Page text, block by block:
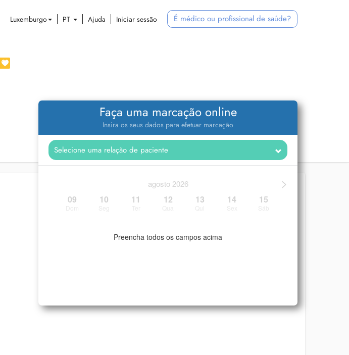
Luxemburgo PT Ajuda Iniciar sessão É médico ou profissional de saúde?
Faça uma marcação online
Insira os seus dados para efetuar marcação
>
agosto 2026
09 10 11 12 13 14 15
Preencha todos os campos acima